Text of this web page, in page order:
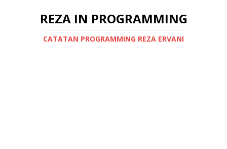
REZA IN PROGRAMMING
CATATAN PROGRAMMING REZA ERVANI